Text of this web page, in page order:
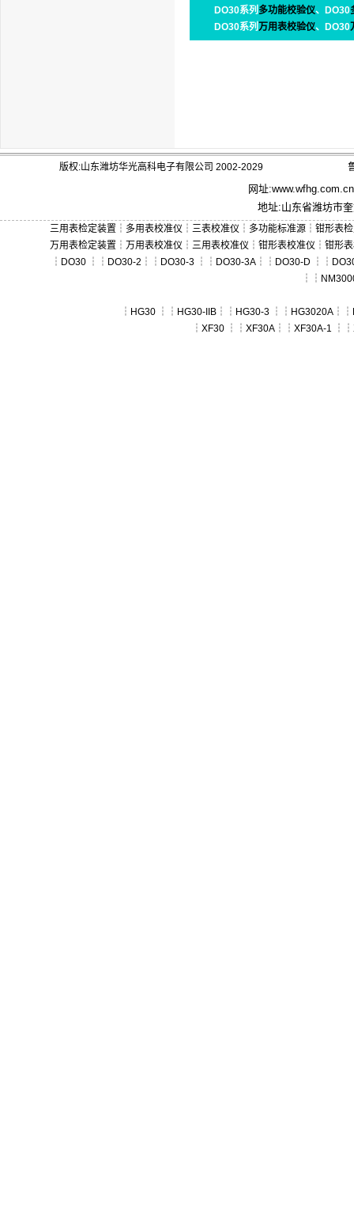
DO30系列 多功能校验仪、DO30
DO30系列万用表校验仪、DO30
版权:山东潍坊华光高科电子有限公司 2002-2029
网址:www.wfhg.com.cn
地址:山东省潍坊市
三用表检定装置 ┆ 多用表校准仪 ┆ 三表校准仪 ┆ 多功能标准源 ┆ 钳形表
万用表检定装置 ┆ 万用表校准仪 ┆ 三用表校准仪 ┆ 钳形表校准仪 ┆ 钳形
┆ DO30 ┆┆ DO30-2 ┆┆ DO30-3 ┆┆ DO30-3A ┆┆ DO30-D ┆┆
┆┆
┆ HG30 ┆┆ HG30-IIB ┆┆ HG30-3 ┆┆ HG3020A ┆┆
┆ XF30 ┆┆ XF30A ┆┆ XF30A-1 ┆┆